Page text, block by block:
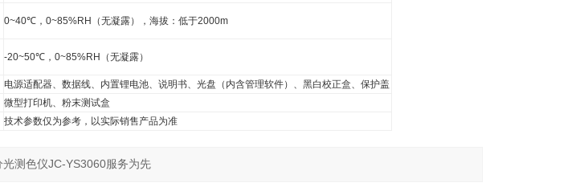
0~40℃，0~85%RH（无凝露），海拔：低于2000m
-20~50℃，0~85%RH（无凝露）
电源适配器、数据线、内置锂电池、说明书、光盘（内含管理软件）、黑白校正盒、保护盖
微型打印机、粉末测试盒
技术参数仅为参考，以实际销售产品为准